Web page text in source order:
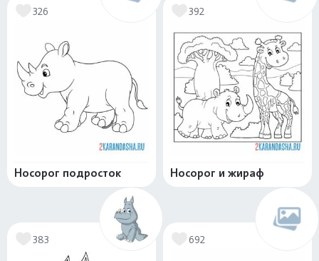
326
Носорог подросток
392
Носорог и жираф
383 692